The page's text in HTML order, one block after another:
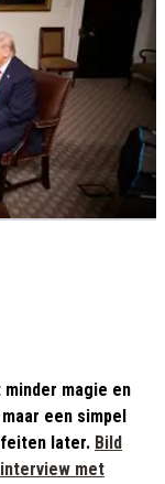
magie en
een simpel
later. Bild
met